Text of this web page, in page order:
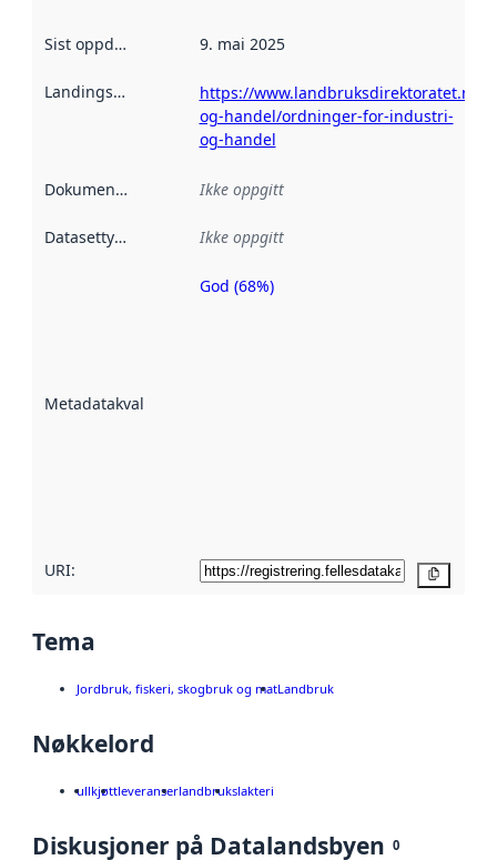
Sist oppdatert 9. mai 2025
Landingsside
https://www.landbruksdirektoratet.no/
og-handel/ordninger-for-industri-
og-handel
Dokumentasjon Ikke oppgitt
Datasettype Ikke oppgitt
Metadatakvalitet
Metadatakvalitet
God (68%)
URI:
Tema
Jordbruk, fiskeri, skogbruk og matLandbruk
Nøkkelord
ullkjøttleveranserlandbrukslakteri
Diskusjoner på Datalandsbyen 0